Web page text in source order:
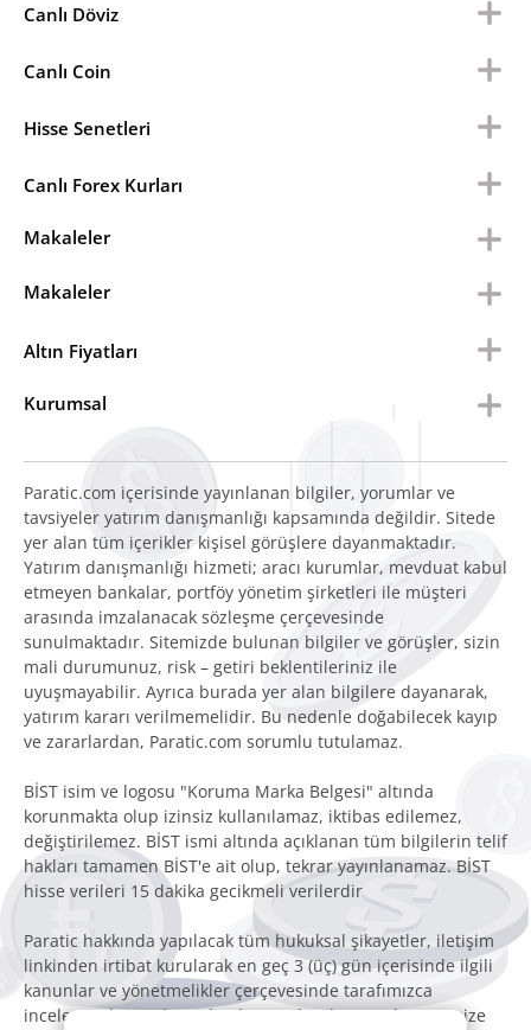
Canlı Döviz
Canlı Coin
Hisse Senetleri
Canlı Forex Kurları
Makaleler
Makaleler
Altın Fiyatları
Kurumsal
Paratic.com içerisinde yayınlanan bilgiler, yorumlar ve
tavsiyeler yatırım danışmanlığı kapsamında değildir. Sitede
yer alan tüm içerikler kişisel görüşlere dayanmaktadır.
Yatırım danışmanlığı hizmeti; aracı kurumlar, mevduat kabul
etmeyen bankalar, portföy yönetim şirketleri ile müşteri
arasında imzalanacak sözleşme çerçevesinde
sunulmaktadır. Sitemizde bulunan bilgiler ve görüşler, sizin
mali durumunuz, risk – getiri beklentileriniz ile
uyuşmayabilir. Ayrıca burada yer alan bilgilere dayanarak,
yatırım kararı verilmemelidir. Bu nedenle doğabilecek kayıp
ve zararlardan, Paratic.com sorumlu tutulamaz.
BİST isim ve logosu "Koruma Marka Belgesi" altında
korunmakta olup izinsiz kullanılamaz, iktibas edilemez,
değiştirilemez. BİST ismi altında açıklanan tüm bilgilerin telif
hakları tamamen BİST'e ait olup, tekrar yayınlanamaz. BİST
hisse verileri 15 dakika gecikmeli verilerdir
Paratic hakkında yapılacak tüm hukuksal şikayetler, iletişim
linkinden irtibat kurularak en geç 3 (üç) gün içerisinde ilgili
kanunlar ve yönetmelikler çerçevesinde tarafımızca
incelenecek, gereken işlemler yapılacak ve avukatımız size